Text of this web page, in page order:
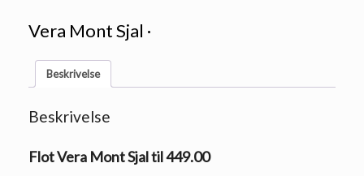
Vera Mont Sjal ·
Beskrivelse
Beskrivelse
Flot Vera Mont Sjal til 449.00